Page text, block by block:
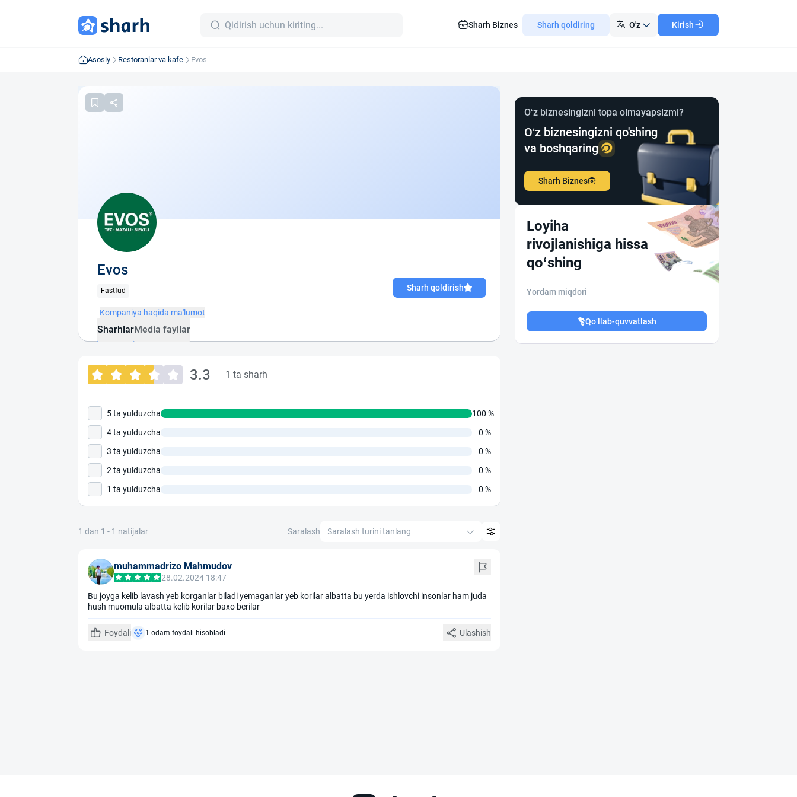
Sharh Biznes Sharh qoldiring O'z Kirish
Asosiy Restoranlar va kafe Evos
Evos
Fastfud Sharh qoldirish
Kompaniya haqida ma'lumot
SharhlarMedia fayllar
3.3 1 ta sharh
5 ta yulduzcha
100 %
4 ta yulduzcha
0 %
3 ta yulduzcha
0 %
2 ta yulduzcha
0 %
1 ta yulduzcha
0 %
1 dan 1 - 1 natijalar Saralash Saralash turini tanlang
muhammadrizo Mahmudov
28.02.2024 18:47
Bu joyga kelib lavash yeb korganlar biladi yemaganlar yeb korilar albatta bu yerda ishlovchi insonlar ham juda
hush muomula albatta kelib korilar baxo berilar
Foydali 1 odam foydali hisobladi Ulashish
O‘z biznesingizni topa olmayapsizmi?
O‘z biznesingizni qo'shing
va boshqaring
Sharh Biznes
Loyiha
rivojlanishiga hissa
qo‘shing
Yordam miqdori
Qo‘llab-quvvatlash